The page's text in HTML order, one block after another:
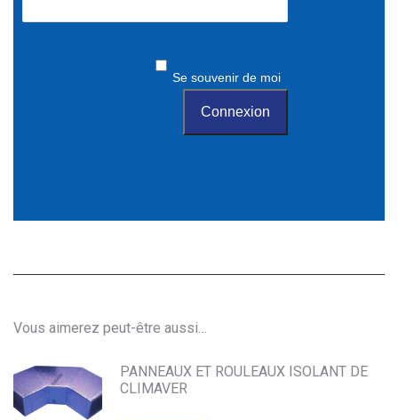
Se souvenir de moi
Vous aimerez peut-être aussi…
PANNEAUX ET ROULEAUX ISOLANT DE
CLIMAVER